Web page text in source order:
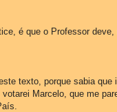
é que o Professor
texto, porque sabia que
Marcelo, que me